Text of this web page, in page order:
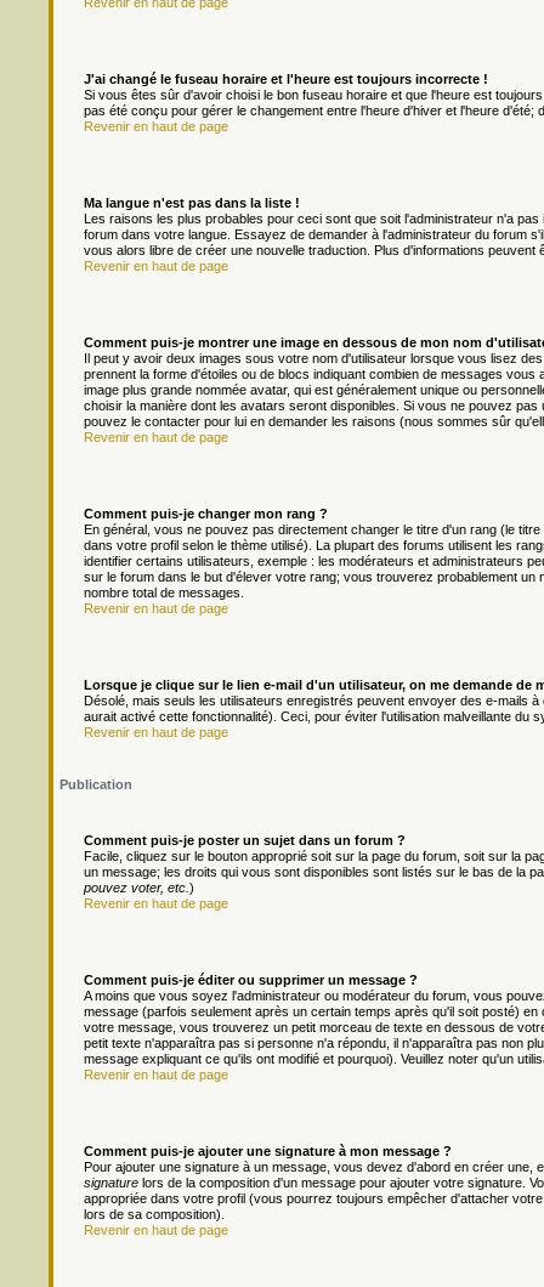
J'ai changé le fuseau horaire et l'heure est toujours incorrecte !
Si vous êtes sûr d'avoir choisi le bon fuseau horaire et que l'heure est
pas été conçu pour gérer le changement entre l'heure d'hiver et l'heure
Revenir en haut de page
Ma langue n'est pas dans la liste !
Les raisons les plus probables pour ceci sont que soit l'administrateur n'a
forum dans votre langue. Essayez de demander à l'administrateur du forum
vous alors libre de créer une nouvelle traduction. Plus d'informations
Revenir en haut de page
Comment puis-je montrer une image en dessous de mon nom
Il peut y avoir deux images sous votre nom d'utilisateur lorsque vous lisez
prennent la forme d'étoiles ou de blocs indiquant combien de messages
image plus grande nommée avatar, qui est généralement unique ou
choisir la manière dont les avatars seront disponibles. Si vous ne pouvez
pouvez le contacter pour lui en demander les raisons (nous sommes sûr
Revenir en haut de page
Comment puis-je changer mon rang ?
En général, vous ne pouvez pas directement changer le titre d'un rang (le
dans votre profil selon le thème utilisé). La plupart des forums utilisent les
identifier certains utilisateurs, exemple : les modérateurs et administrateurs
sur le forum dans le but d'élever votre rang; vous trouverez probablement
nombre total de messages.
Revenir en haut de page
Lorsque je clique sur le lien e-mail d'un utilisateur, on me demande de
Désolé, mais seuls les utilisateurs enregistrés peuvent envoyer des e-mails
aurait activé cette fonctionnalité). Ceci, pour éviter l'utilisation malveillante du
Revenir en haut de page
Publication
Comment puis-je poster un sujet dans un forum ?
Facile, cliquez sur le bouton approprié soit sur la page du forum, soit sur la
un message; les droits qui vous sont disponibles sont listés sur le bas de la
pouvez voter, etc. )
Revenir en haut de page
Comment puis-je éditer ou supprimer un message ?
A moins que vous soyez l'administrateur ou modérateur du forum, vous
message (parfois seulement après un certain temps après qu'il soit posté)
votre message, vous trouverez un petit morceau de texte en dessous de
petit texte n'apparaîtra pas si personne n'a répondu, il n'apparaîtra pas non
message expliquant ce qu'ils ont modifié et pourquoi). Veuillez noter qu'un
Revenir en haut de page
Comment puis-je ajouter une signature à mon message ?
Pour ajouter une signature à un message, vous devez d'abord en créer
signature lors de la composition d'un message pour ajouter votre signature.
appropriée dans votre profil (vous pourrez toujours empêcher d'attacher
lors de sa composition).
Revenir en haut de page